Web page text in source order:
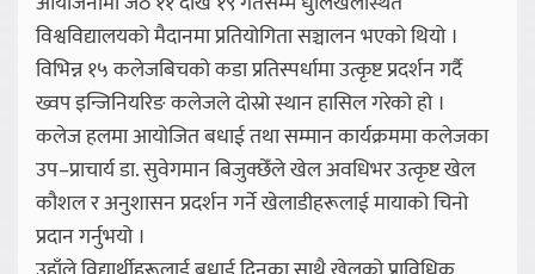
विश्वविद्यालयको मैदानमा प्रतियोगिता सञ्चालन भएको थियो ।
विभिन्न १५ कलेजबिचको कडा प्रतिस्पर्धामा उत्कृष्ट प्रदर्शन गर्दै
ख्वप इन्जिनियरिङ कलेजले दोस्रो स्थान हासिल गरेको हो ।
कलेज हलमा आयोजित बधाई तथा सम्मान कार्यक्रममा कलेजका
उप–प्राचार्य डा. सुवेगमान बिजुक्छेँले खेल अवधिभर उत्कृष्ट खेल
कौशल र अनुशासन प्रदर्शन गर्ने खेलाडीहरूलाई मायाको चिनो
प्रदान गर्नुभयो ।